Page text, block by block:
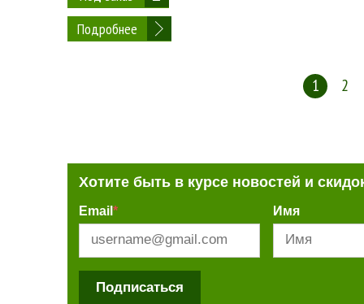
Подробнее
1 2
Хотите быть в курсе новостей и
Email * Имя
Подписаться